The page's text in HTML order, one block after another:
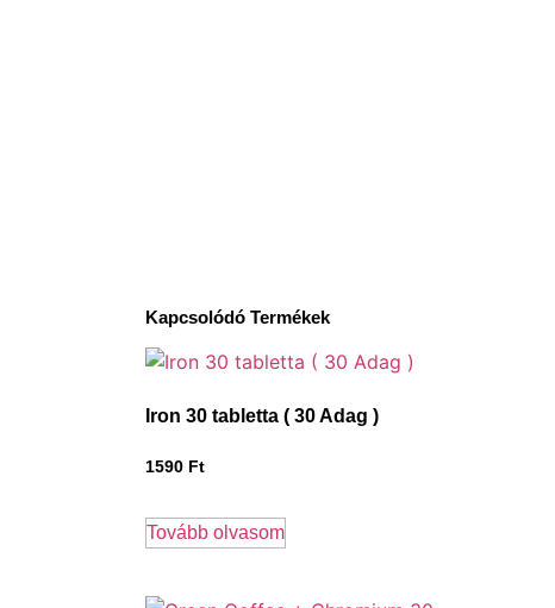
Kapcsolódó Termékek
Iron 30 tabletta ( 30 Adag )
1590 Ft
Tovább olvasom